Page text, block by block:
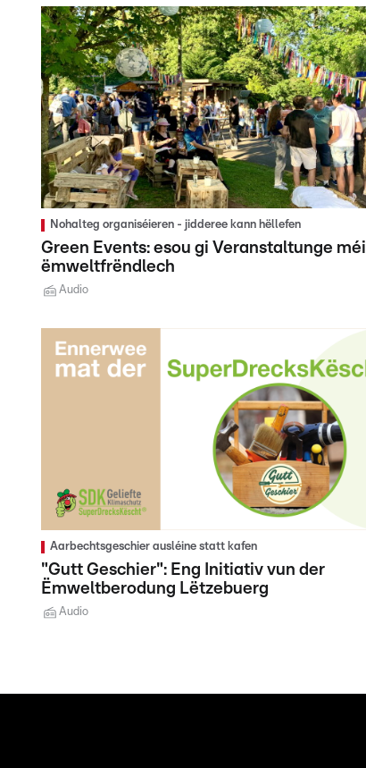
Nohalteg organiséieren - jidderee kann hëllefen
Green Events: esou gi Veranstaltunge méi
ëmweltfrëndlech
Audio
Aarbechtsgeschier ausléine statt kafen
"Gutt Geschier": Eng Initiativ vun der
Ëmweltberodung Lëtzebuerg
Audio